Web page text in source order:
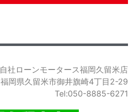
自社ローンモータース福岡久留米店
福岡県久留米市御井旗崎4丁目2-29
Tel:050-8885-6271